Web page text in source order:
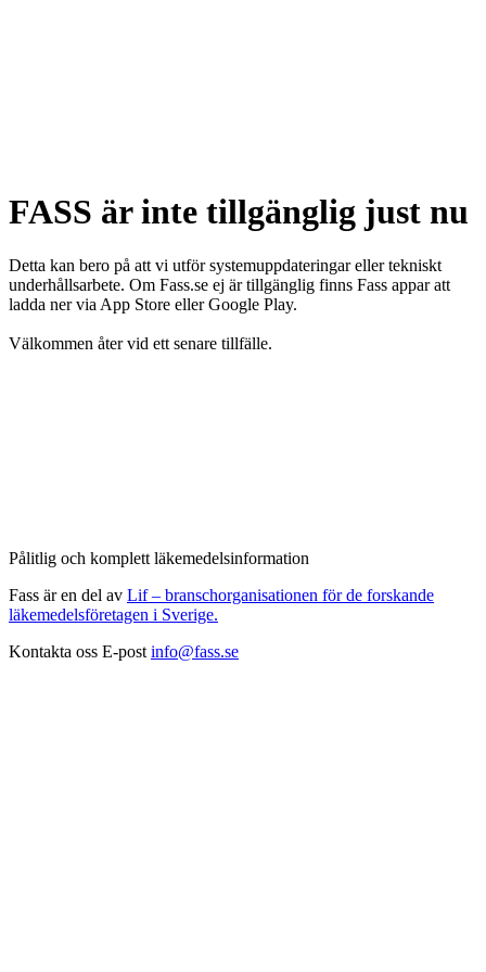
FASS är inte tillgänglig just nu
Detta kan bero på att vi utför systemuppdateringar eller tekniskt
underhållsarbete. Om Fass.se ej är tillgänglig finns Fass appar att
ladda ner via App Store eller Google Play.
Välkommen åter vid ett senare tillfälle.
Pålitlig och komplett läkemedelsinformation
Fass är en del av Lif – branschorganisationen för de forskande
läkemedelsföretagen i Sverige.
Kontakta oss E-post info@fass.se